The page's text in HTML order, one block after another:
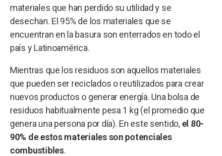
materiales que han perdido su utilidad y se
desechan. El 95% de los materiales que se
encuentran en la basura son enterrados en todo el
país y Latinoamérica.
Mientras que los residuos son aquellos materiales
que pueden ser reciclados o reutilizados para crear
nuevos productos o generar energía. Una bolsa de
residuos habitualmente pesa 1 kg (el promedio que
genera una persona por día). En este sentido, el 80-
90% de estos materiales son potenciales
combustibles.